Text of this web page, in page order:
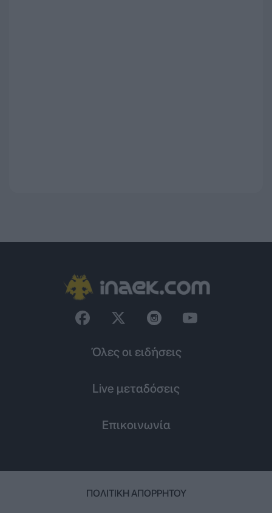
Όλες οι ειδήσεις
Live μεταδόσεις
Επικοινωνία
ΠΟΛΙΤΙΚΉ ΑΠΟΡΡΉΤΟΥ